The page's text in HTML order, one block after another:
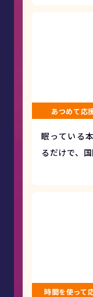
あつめて応
眠っている
るだけで、
時間を使って